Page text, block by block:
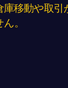
移動や取引
。